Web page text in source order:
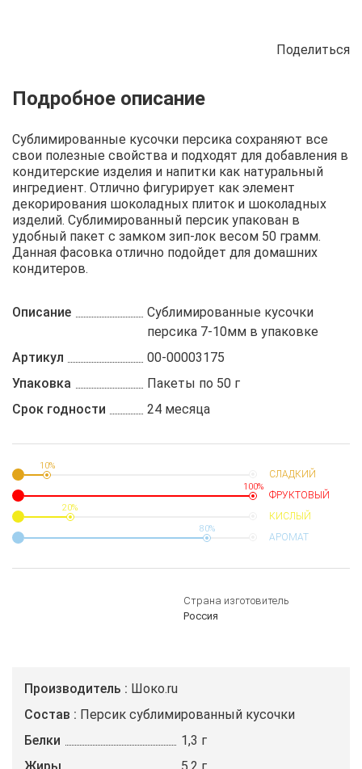
Поделиться
Описание Отзывы Рецепты
Сублимированные кусочки персика сохраняют все
свои полезные свойства и подходят для добавления в
кондитерские изделия и напитки как натуральный
ингредиент. Отлично фигурирует как элемент
декорирования шоколадных плиток и шоколадных
изделий. Сублимированный персик упакован в
удобный пакет с замком зип-лок весом 50 грамм.
Данная фасовка отлично подойдет для домашних
кондитеров.
Описание
Сублимированные кусочки
персика 7-10мм в упаковке
Артикул
00-00003175
Упаковка
Пакеты по 50 г
Срок годности
24 месяца
10%
СЛАДКИЙ
100%
ФРУКТОВЫЙ
20%
КИСЛЫЙ
80%
АРОМАТ
Страна изготовитель
Россия
Производитель
Шоко.ru
Состав
Персик сублимированный кусочки
Белки
1,3 г